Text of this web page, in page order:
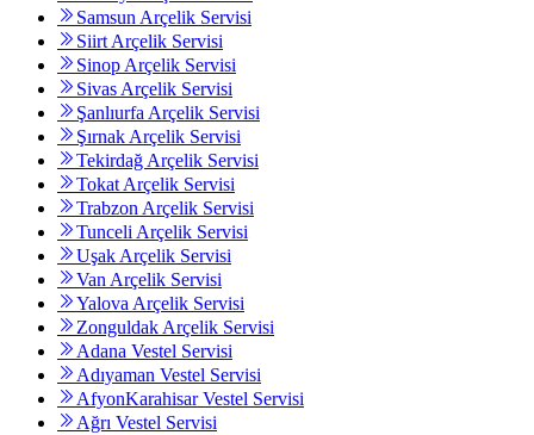
Samsun Arçelik Servisi
Siirt Arçelik Servisi
Sinop Arçelik Servisi
Sivas Arçelik Servisi
Şanlıurfa Arçelik Servisi
Şırnak Arçelik Servisi
Tekirdağ Arçelik Servisi
Tokat Arçelik Servisi
Trabzon Arçelik Servisi
Tunceli Arçelik Servisi
Uşak Arçelik Servisi
Van Arçelik Servisi
Yalova Arçelik Servisi
Zonguldak Arçelik Servisi
Adana Vestel Servisi
Adıyaman Vestel Servisi
AfyonKarahisar Vestel Servisi
Ağrı Vestel Servisi